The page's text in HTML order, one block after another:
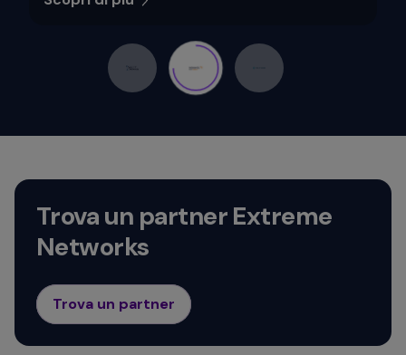
Trova un partner Extreme
Networks
Trova un partner